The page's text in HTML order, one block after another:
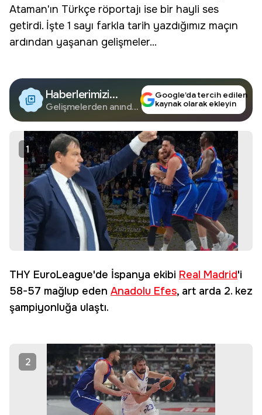
Ataman'ın Türkçe röportajı ise bir hayli ses
getirdi. İşte 1 sayı farkla tarih yazdığımız maçın
ardından yaşanan gelişmeler...
Haberlerimizi
Google'da Takip
Edin
Gelişmelerden anında
Google’da tercih edilen
kaynak olarak ekleyin
1
THY EuroLeague'de İspanya ekibi Real Madrid'i
58-57 mağlup eden Anadolu Efes, art arda 2. kez
şampiyonluğa ulaştı.
2